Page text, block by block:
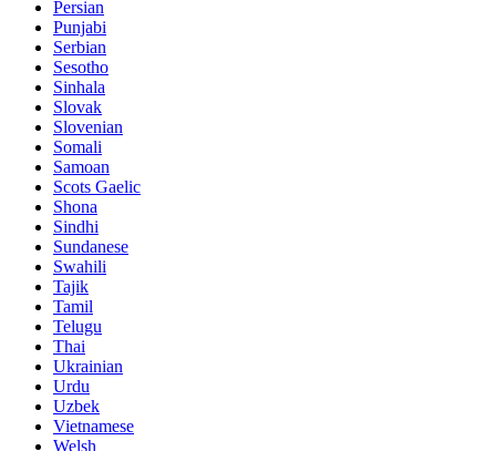
Persian
Punjabi
Serbian
Sesotho
Sinhala
Slovak
Slovenian
Somali
Samoan
Scots Gaelic
Shona
Sindhi
Sundanese
Swahili
Tajik
Tamil
Telugu
Thai
Ukrainian
Urdu
Uzbek
Vietnamese
Welsh